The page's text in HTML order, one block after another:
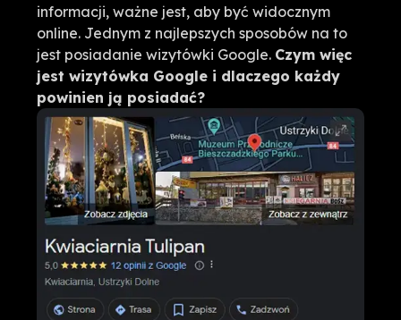
informacji, ważne jest, aby być widocznym
online. Jednym z najlepszych sposobów na to
jest posiadanie wizytówki Google. Czym więc
jest wizytówka Google i dlaczego każdy
powinien ją posiadać?